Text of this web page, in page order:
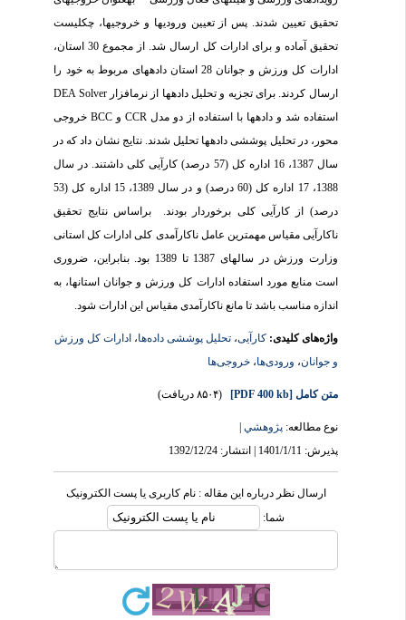
تحقیق تعیین شدند. پس از تعیین ورودی­ها و خروجی­ها، چک­لیست
تحقیق آماده و برای ادارات کل ارسال شد. از مجموع 30 استان،
ادارات کل ورزش و جوانان 28 استان داده­های مربوط به خود را
ارسال کردند. برای تجزیه و تحلیل داده­ها از نرم­افزار DEA Solver
استفاده شد و داده­ها با استفاده از دو مدل CCR و BCC خروجی
محور، در تحلیل پوششی داده­ها تحلیل شدند. نتایج نشان داد که در
سال 1387، 16 اداره کل (57 درصد) کارآیی کلی داشتند. در سال
1388، 17 اداره کل (60 درصد) و در سال 1389، 15 اداره کل (53
درصد) از کارآیی کلی برخوردار بودند. براساس نتایج تحقیق
ناکارآیی مقیاس مهم­ترین عامل ناکارآمدی کلی ادارات کل استانی
وزارت ورزش در سال­های 1387 تا 1389 بود. بنابراین، ضروری
است منابع مورد استفاده ادارات کل ورزش و جوانان استان­ها، به
اندازه مناسب باشد تا مانع ناکارآمدی مقیاس این ادارات شود.
واژه‌های کلیدی:کارآیی، تحلیل پوششی داده‌ها،ادارات کل ورزش
و جوانان،ورودی‌ها،خروجی‌ها
متن کامل[PDF 400 kb] (۸۵۰۴ دریافت)
نوع مطالعه:پژوهشي|
پذیرش: 1401/1/11 | انتشار: 1392/12/24
ارسال نظر درباره این مقاله : نام کاربری یا پست الکترونیک
شما: